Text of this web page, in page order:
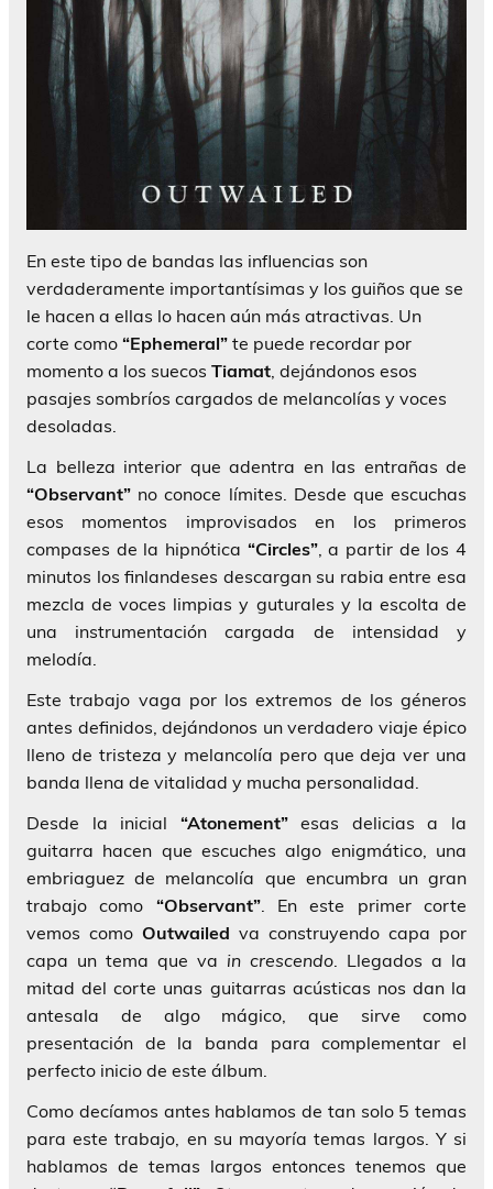
En este tipo de bandas las influencias son
verdaderamente importantísimas y los guiños que se
le hacen a ellas lo hacen aún más atractivas. Un
corte como “Ephemeral” te puede recordar por
momento a los suecos Tiamat, dejándonos esos
pasajes sombríos cargados de melancolías y voces
desoladas.
La belleza interior que adentra en las entrañas de
“Observant” no conoce límites. Desde que escuchas
esos momentos improvisados en los primeros
compases de la hipnótica “Circles”, a partir de los 4
minutos los finlandeses descargan su rabia entre esa
mezcla de voces limpias y guturales y la escolta de
una instrumentación cargada de intensidad y
melodía.
Este trabajo vaga por los extremos de los géneros
antes definidos, dejándonos un verdadero viaje épico
lleno de tristeza y melancolía pero que deja ver una
banda llena de vitalidad y mucha personalidad.
Desde la inicial “Atonement”esas delicias a la
guitarra hacen que escuches algo enigmático, una
embriaguez de melancolía que encumbra un gran
trabajo como “Observant”. En este primer corte
vemos como Outwailed va construyendo capa por
capa un tema que va in crescendo. Llegados a la
mitad del corte unas guitarras acústicas nos dan la
antesala de algo mágico, que sirve como
presentación de la banda para complementar el
perfecto inicio de este álbum.
Como decíamos antes hablamos de tan solo 5 temas
para este trabajo, en su mayoría temas largos. Y si
hablamos de temas largos entonces tenemos que